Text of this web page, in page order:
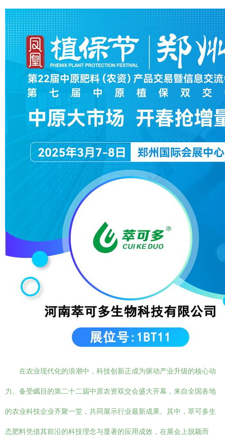
在农业现代化的浪潮中，科技创新正成为驱动产业升级的核心动
力。备受瞩目的第二十二届中原农资双交会盛大开幕，来自全国各地
的农业科技企业齐聚一堂，共同展示行业最新成果。其中，萃可多生
态肥料凭借其前沿的科技理念与显著的应用成效，在展会上脱颖而